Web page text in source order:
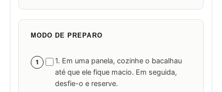
MODO DE PREPARO
1
1. Em uma panela, cozinhe o bacalhau
até que ele fique macio. Em seguida,
desfie-o e reserve.